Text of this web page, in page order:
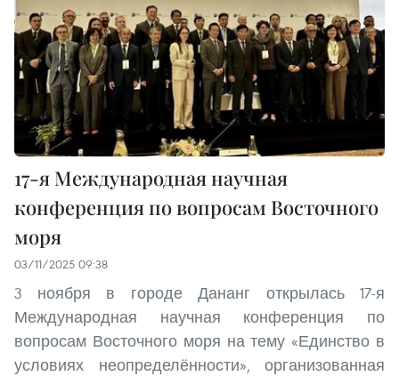
17-я Международная научная
конференция по вопросам Восточного
моря
03/11/2025 09:38
3 ноября в городе Дананг открылась 17-я
Международная научная конференция по
вопросам Восточного моря на тему «Единство в
условиях неопределённости», организованная